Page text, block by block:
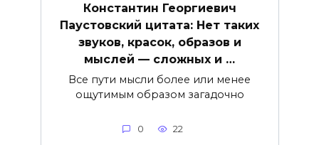
Константин Георгиевич
Паустовский цитата: Нет таких
звуков, красок, образов и
мыслей — сложных и …
Все пути мысли более или менее
ощутимым образом загадочно
0 22